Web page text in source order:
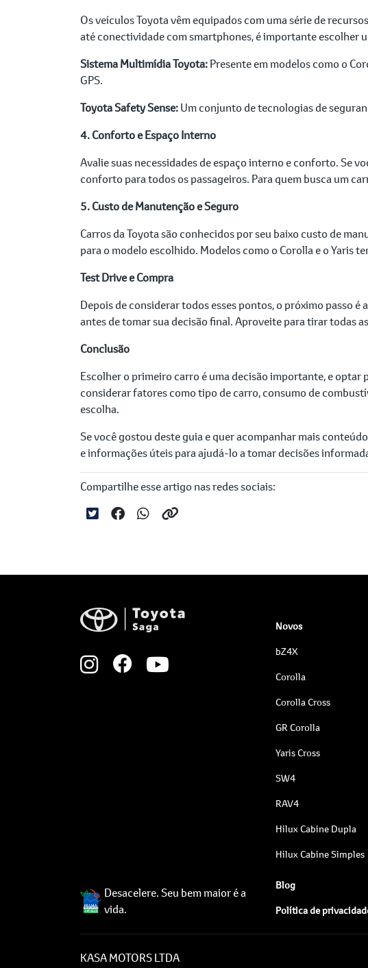
Os veículos Toyota vêm equipados com uma série de
até conectividade com smartphones, é importante escolher
Sistema Multimídia Toyota:Presente em modelos como o
GPS.
Toyota Safety Sense:Um conjunto de tecnologias de
4. Conforto e Espaço Interno
Avalie suas necessidades de espaço interno e conforto. Se
conforto para todos os passageiros. Para quem busca um
5. Custo de Manutenção e Seguro
Carros da Toyota são conhecidos por seu baixo custo de
para o modelo escolhido. Modelos como o Corolla e o Yaris
Test Drive e Compra
Depois de considerar todos esses pontos, o próximo passo
antes de tomar sua decisão final. Aproveite para tirar todas
Conclusão
Escolher o primeiro carro é uma decisão importante, e
considerar fatores como tipo de carro, consumo de
escolha.
Se você gostou deste guia e quer acompanhar mais
e informações úteis para ajudá-lo a tomar decisões
Compartilhe esse artigo nas redes sociais:
Desacelere. Seu bem maior é a
vida.
Novos
bZ4X
Corolla
Corolla Cross
GR Corolla
Yaris Cross
SW4
RAV4
Hilux Cabine Dupla
Hilux Cabine Simples
Blog
Política de
KASA MOTORS LTDA